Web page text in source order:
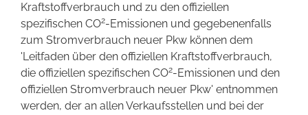
Kraftstoffverbrauch und zu den offiziellen
spezifischen CO2-Emissionen und gegebenenfalls
zum Stromverbrauch neuer Pkw können dem
'Leitfaden über den offiziellen Kraftstoffverbrauch,
die offiziellen spezifischen CO2-Emissionen und den
offiziellen Stromverbrauch neuer Pkw' entnommen
werden, der an allen Verkaufsstellen und bei der